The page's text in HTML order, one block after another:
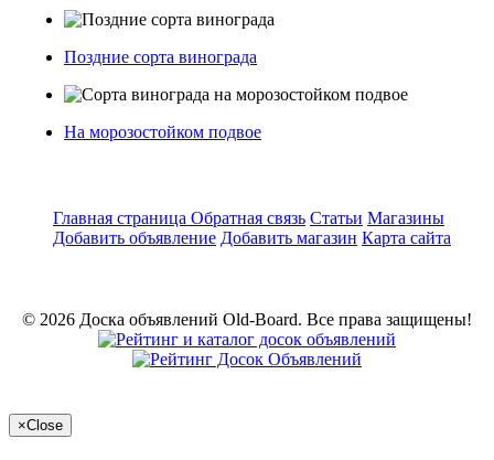
Поздние сорта винограда
На морозостойком подвое
Главная страница Обратная связь Статьи Магазины
Добавить объявление Добавить магазин Карта сайта
© 2026 Доска объявлений Old-Board. Все права защищены!
×Close